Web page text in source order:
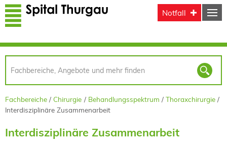
Direkt zum Inhalt
Notfall
Fachbereiche Chirurgie Behandlungsspektrum
Thoraxchirurgie
Interdisziplinäre Zusammenarbeit
Interdisziplinäre Zusammenarbeit